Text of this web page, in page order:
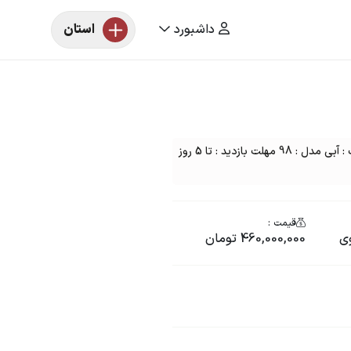
داشبورد استان
مزایده خودرو یک دستگاه کامیونت ون نیسان رنگ : آبی مدل : 98 مهلت بازدید : تا 5 روز
قیمت :
460,000,000 تومان